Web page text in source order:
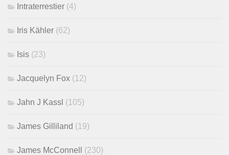
Intraterrestier (4)
Iris Kähler (62)
Isis (23)
Jacquelyn Fox (12)
Jahn J Kassl (105)
James Gilliland (19)
James McConnell (230)